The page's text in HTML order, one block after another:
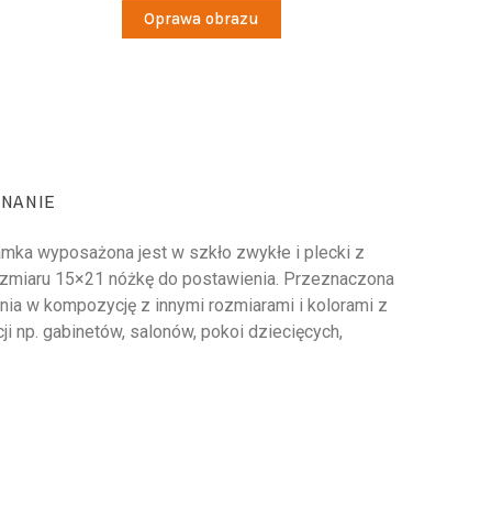
Oprawa obrazu
wyposażona jest w szkło zwykłe i plecki z
15×21 nóżkę do postawienia. Przeznaczona
w kompozycję z innymi rozmiarami i kolorami z
np. gabinetów, salonów, pokoi dziecięcych,